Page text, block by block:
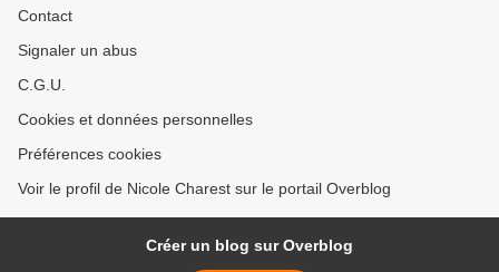
Contact
Signaler un abus
C.G.U.
Cookies et données personnelles
Préférences cookies
Voir le profil de Nicole Charest sur le portail Overblog
Créer un blog sur Overblog